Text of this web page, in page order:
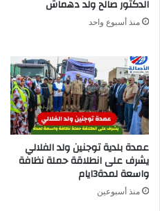
الدكتور صالح ولد دهماش
منذ أسبوع واحد
عمدة بلدية توجنين ولد الفلالي
يشرف على انطلاقة حملة نظافة
واسعة لمدة3ايام
منذ أسبوعين